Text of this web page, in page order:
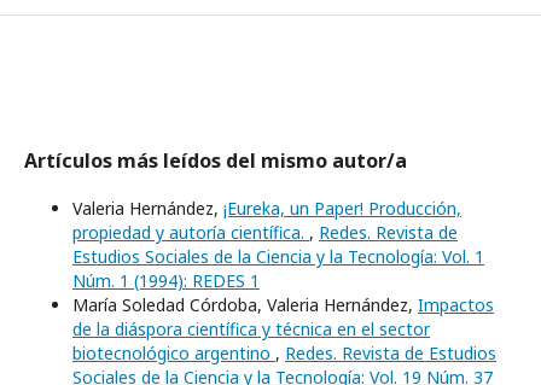
Artículos más leídos del mismo autor/a
Valeria Hernández, ¡Eureka, un Paper! Producción,
propiedad y autoría científica. , Redes. Revista de
Estudios Sociales de la Ciencia y la Tecnología: Vol. 1
Núm. 1 (1994): REDES 1
María Soledad Córdoba, Valeria Hernández, Impactos
de la diáspora científica y técnica en el sector
biotecnológico argentino , Redes. Revista de Estudios
Sociales de la Ciencia y la Tecnología: Vol. 19 Núm. 37